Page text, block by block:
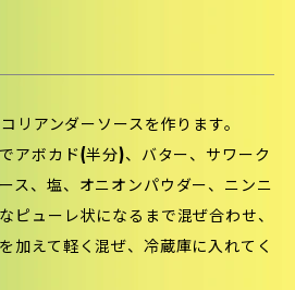
リアンダーソースを作ります。
アボカド(半分)、バター、サワーク
ス、塩、オニオンパウダー、ニンニ
ピューレ状になるまで混ぜ合わせ、
加えて軽く混ぜ、冷蔵庫に入れてく